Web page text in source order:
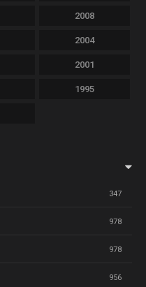
2008
2004
2001
1995
347
978
978
956